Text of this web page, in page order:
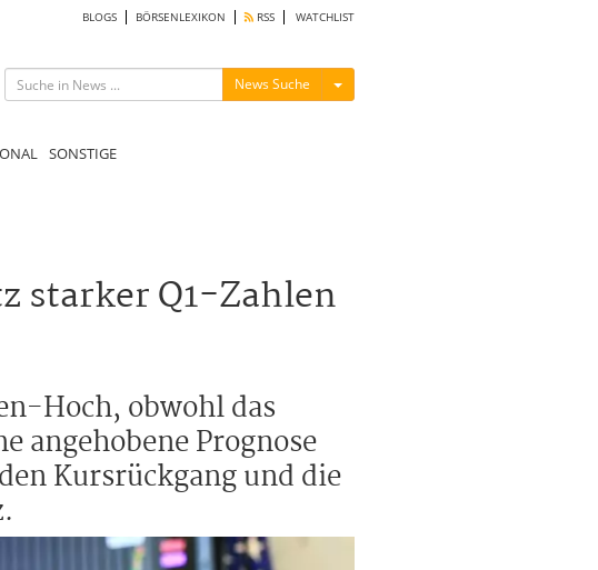
BLOGS BÖRSENLEXIKON RSS WATCHLIST
News Suche Menü ein-/ausblenden
SONSTIGE
starker Q1-Zahlen
Hoch, obwohl das
angehobene Prognose
Kursrückgang und die